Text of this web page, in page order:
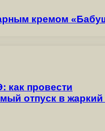
кремом
как провести
отпуск в жаркий